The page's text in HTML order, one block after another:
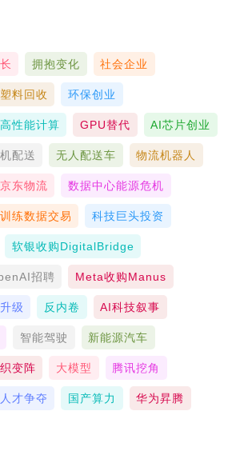
拥抱变化 社会企业
料回收 环保创业
高性能计算 GPU替代 AI芯片创业
配送 无人配送车 物流机器人
京东物流 数据中心能源危机
练数据交易 科技巨头投资
软银收购DigitalBridge
招聘 Meta收购Manus
级 反内卷 AI科技叙事
智能驾驶 新能源汽车
变阵 大模型 腾讯挖角
才争夺 国产算力 华为昇腾